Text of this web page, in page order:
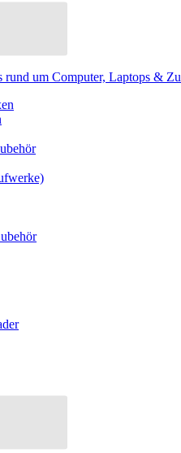
rund um Computer, Laptops &